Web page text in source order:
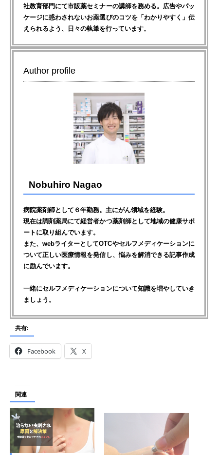
社教育部門にて市販薬セミナーの講師を務める。広告やパッ
ケージに惑わされないお薬選びのコツを「わかりやすく」伝
えられるよう、日々の執筆を行っています。
Author profile
Nobuhiro Nagao
病院薬剤師として６年勤務。主にがん領域を経験。
現在は調剤薬局にて経営者かつ薬剤師として地域の健康サポ
ートに取り組んでいます。
また、webライターとしてOTCやセルフメディケーションに
ついて正しい医療情報を発信し、悩みを解消できる記事作成
に励んでいます。
一緒にセルフメディケーションについて知識を増やしていき
ましょう。
共有:
Facebook X
関連